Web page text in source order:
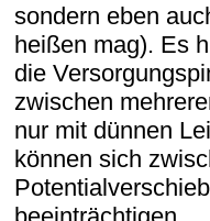
sondern eben
heißen mag). Es
die
zwischen
nur mit dünnen
können sich